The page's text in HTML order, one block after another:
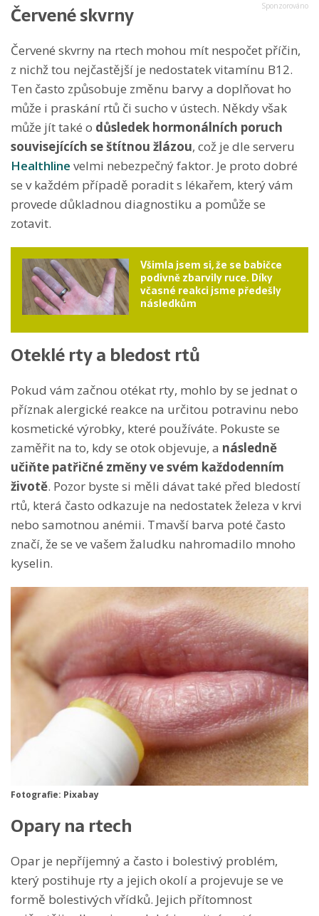
Červené skvrny
Červené skvrny na rtech mohou mít nespočet příčin,
z nichž tou nejčastější je nedostatek vitamínu B12.
Ten často způsobuje změnu barvy a doplňovat ho
může i praskání rtů či sucho v ústech. Někdy však
může jít také o důsledek hormonálních poruch
souvisejících se štítnou žlázou, což je dle serveru
Healthline velmi nebezpečný faktor. Je proto dobré
se v každém případě poradit s lékařem, který vám
provede důkladnou diagnostiku a pomůže se
zotavit.
Všimla jsem si, že se babičce
podivně zbarvily ruce. Díky
včasné reakci jsme předešly
následkům
Oteklé rty a bledost rtů
Pokud vám začnou otékat rty, mohlo by se jednat o
příznak alergické reakce na určitou potravinu nebo
kosmetické výrobky, které používáte. Pokuste se
zaměřit na to, kdy se otok objevuje, a následně
učiňte patřičné změny ve svém každodenním
životě. Pozor byste si měli dávat také před bledostí
rtů, která často odkazuje na nedostatek železa v krvi
nebo samotnou anémii. Tmavší barva poté často
značí, že se ve vašem žaludku nahromadilo mnoho
kyselin.
Fotografie: Pixabay
Opary na rtech
Opar je nepříjemný a často i bolestivý problém,
který postihuje rty a jejich okolí a projevuje se ve
formě bolestivých vřídků. Jejich přítomnost